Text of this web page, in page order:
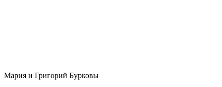
Мария и Григорий Бурковы